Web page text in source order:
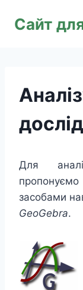
Сайт
Для
засобами
GeoGebra.